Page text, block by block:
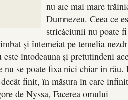
nu are mai mare
Dumnezeu. Ceea ce
stricăciunii nu poate
și întemeiat pe temelia
întodeauna și pretutindeni
nu se poate fixa nici chiar în
finit, în măsura în care
de Nyssa, Facerea omului